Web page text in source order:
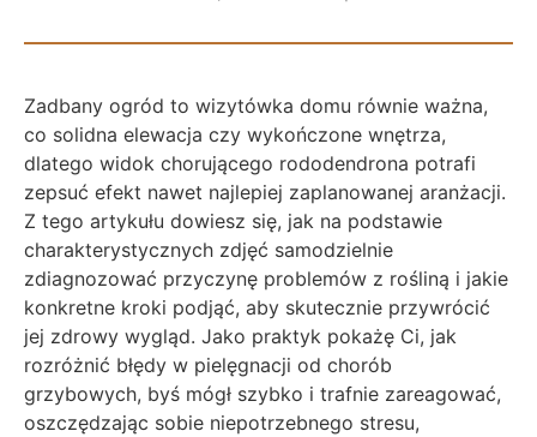
Zadbany ogród to wizytówka domu równie ważna,
co solidna elewacja czy wykończone wnętrza,
dlatego widok chorującego rododendrona potrafi
zepsuć efekt nawet najlepiej zaplanowanej aranżacji.
Z tego artykułu dowiesz się, jak na podstawie
charakterystycznych zdjęć samodzielnie
zdiagnozować przyczynę problemów z rośliną i jakie
konkretne kroki podjąć, aby skutecznie przywrócić
jej zdrowy wygląd. Jako praktyk pokażę Ci, jak
rozróżnić błędy w pielęgnacji od chorób
grzybowych, byś mógł szybko i trafnie zareagować,
oszczędzając sobie niepotrzebnego stresu,